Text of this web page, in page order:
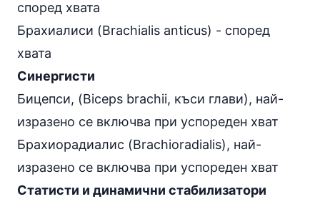
според хвата
Брахиалиси (Brachialis anticus) - според
хвата
Синергисти
Бицепси, (Biceps brachii, къси глави), най-
изразено се включва при успореден хват
Брахиорадиалис (Brachioradialis), най-
изразено се включва при успореден хват
Статисти и динамични стабилизатори